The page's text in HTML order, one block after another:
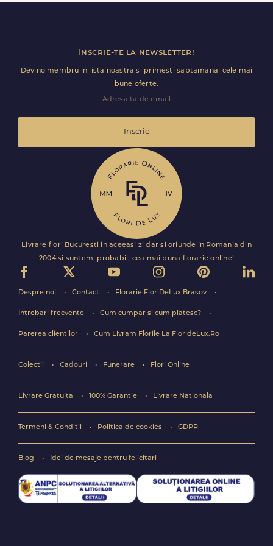
Florile sunt livrate rapid, direct de curierii nostri proprii.
Inscrie-te la newsletter!
Devino membru in lista noastra si primesti saptamanal cele mai
bune oferte.
Inscrie
Livrare flori Bucuresti in aceeasi zi dar si oriunde in Romania din
2004 si suntem, probabil, cea mai buna florarie online!
Despre noi Contact Florarie FloriDeLux Brasov
Intrebari frecvente Cum cumpar si cum platesc?
Parerea clientilor Cum Livram Florile La FlorideLux.Ro
Colectii Cadouri Funerare Flori Online
Livrare Gratuita 100% Garantie Livrare Nationala
Termeni & Conditii Politica de cookies GDPR
Blog Idei de mesaje pentru felicitari